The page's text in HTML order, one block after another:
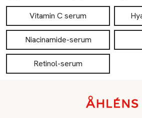
Vitamin C serum
Niacinamide-serum
Retinol-serum